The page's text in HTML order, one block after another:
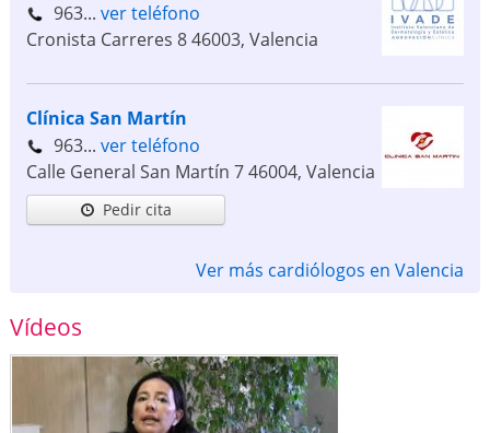
963... ver teléfono
Cronista Carreres 846003, Valencia
Clínica San Martín
963... ver teléfono
Calle General San Martín 746004, Valencia
Pedir cita
Ver más cardiólogos en Valencia
Vídeos